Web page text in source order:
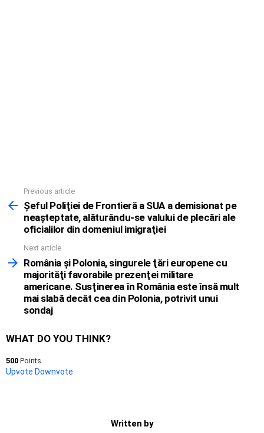
more
Previous article
Şeful Poliţiei de Frontieră a SUA a demisionat pe
neaşteptate, alăturându-se valului de plecări ale
oficialilor din domeniul imigraţiei
Next article
România şi Polonia, singurele ţări europene cu
majorităţi favorabile prezenţei militare
americane. Susţinerea în România este însă mult
mai slabă decât cea din Polonia, potrivit unui
sondaj
WHAT DO YOU THINK?
500 Points
Upvote Downvote
Written by